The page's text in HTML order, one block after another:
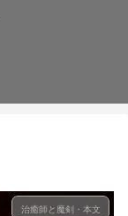
治癒師と魔剣・本文